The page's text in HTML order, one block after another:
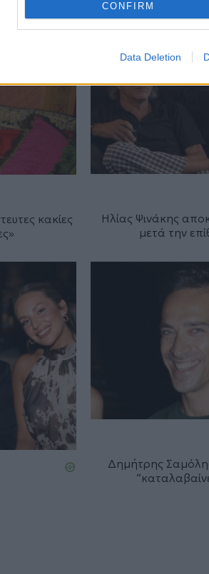
CONFIRM
Data Deletion
κακίες
Ηλίας Ψινάκης
μετά την
Δημήτρης